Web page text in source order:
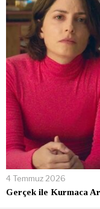
4 Temmuz 2026
Gerçek ile Kurmaca